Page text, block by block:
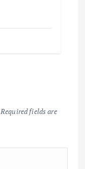
Required fields are